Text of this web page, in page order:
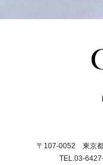
〒107-0052 東京都
TEL.03-